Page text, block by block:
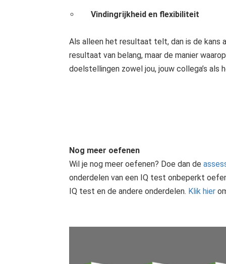
Vindingrijkheid en flexibiliteit
Als alleen het resultaat telt, dan is de kans
resultaat van belang, maar de manier
doelstellingen zowel jou, jouw collega’s
Nog meer oefenen
Wil je nog meer oefenen? Doe dan de
onderdelen van een IQ test onbeperkt
IQ test en de andere onderdelen. Klik hier